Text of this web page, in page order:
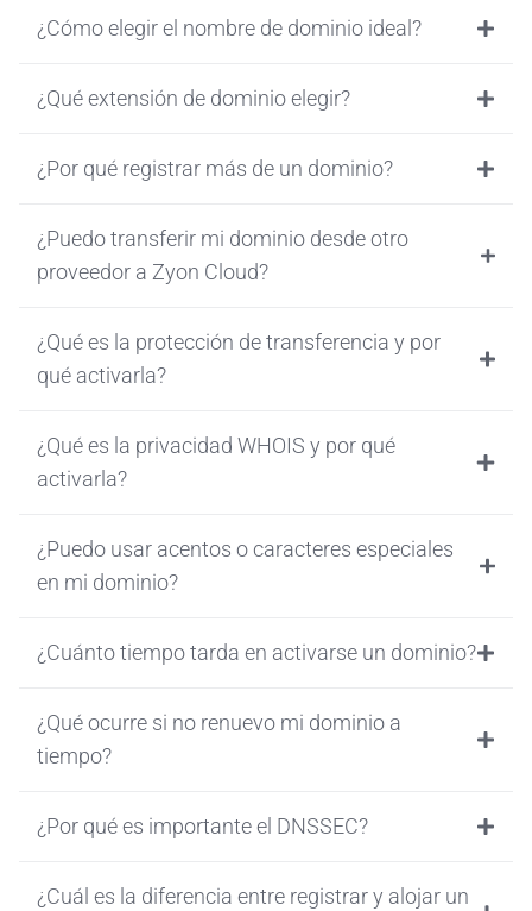
¿Cómo elegir el nombre de dominio ideal?
¿Qué extensión de dominio elegir?
¿Por qué registrar más de un dominio?
¿Puedo transferir mi dominio desde otro
proveedor a Zyon Cloud?
¿Qué es la protección de transferencia y por
qué activarla?
¿Qué es la privacidad WHOIS y por qué
activarla?
¿Puedo usar acentos o caracteres especiales
en mi dominio?
¿Cuánto tiempo tarda en activarse un dominio?
¿Qué ocurre si no renuevo mi dominio a
tiempo?
¿Por qué es importante el DNSSEC?
¿Cuál es la diferencia entre registrar y alojar un